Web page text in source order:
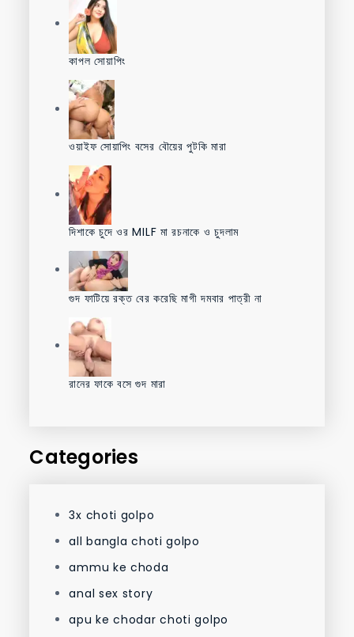
কাপল সোয়াপিং
ওয়াইফ সোয়াপিং বসের বৌয়ের পুটকি মারা
দিশাকে চুদে ওর MILF মা রচনাকে ও চুদলাম
গুদ ফাটিয়ে রক্ত বের করেছি মাগী দমবার পাত্রী না
রানের ফাকে বসে গুদ মারা
Categories
3x choti golpo
all bangla choti golpo
ammu ke choda
anal sex story
apu ke chodar choti golpo